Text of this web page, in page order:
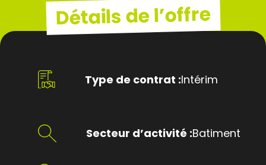
Détails de l’offre
Type de contrat :Intérim
Secteur d’activité :Batiment